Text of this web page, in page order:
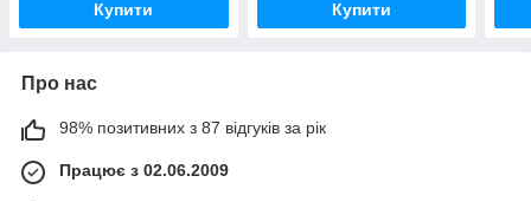
Купити Купити
Про нас
98% позитивних з 87 відгуків за рік
Працює з 02.06.2009